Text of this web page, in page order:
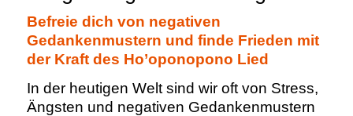
Befreie dich von negativen
Gedankenmustern und finde Frieden mit
der Kraft des Ho’oponopono Lied
In der heutigen Welt sind wir oft von Stress,
Ängsten und negativen Gedankenmustern